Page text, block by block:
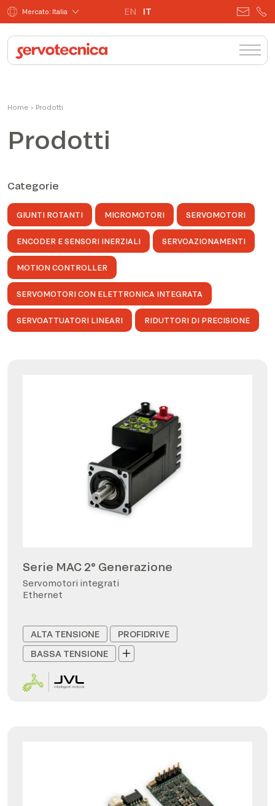
Mercato: Italia EN IT
Home › Prodotti
Prodotti
Categorie
GIUNTI ROTANTI MICROMOTORI SERVOMOTORI
ENCODER E SENSORI INERZIALI SERVOAZIONAMENTI
MOTION CONTROLLER
SERVOMOTORI CON ELETTRONICA INTEGRATA
SERVOATTUATORI LINEARI RIDUTTORI DI PRECISIONE
Serie MAC 2° Generazione
Servomotori integrati
Ethernet
ALTA TENSIONE
PROFIDRIVE
BASSA TENSIONE